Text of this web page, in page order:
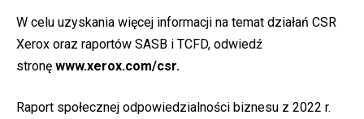
W celu uzyskania więcej informacji na temat działań CSR
Xerox oraz raportów SASB i TCFD, odwiedź
stronę www.xerox.com/csr.
Raport społecznej odpowiedzialności biznesu z 2022 r.